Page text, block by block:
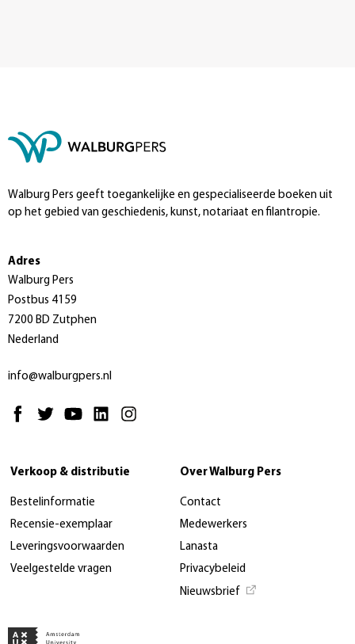
Walburg Pers geeft toegankelijke en gespecialiseerde boeken uit
op het gebied van geschiedenis, kunst, notariaat en filantropie.
Adres
Walburg Pers
Postbus 4159
7200 BD Zutphen
Nederland
info@walburgpers.nl
Verkoop & distributie
Bestelinformatie
Recensie-exemplaar
Leveringsvoorwaarden
Veelgestelde vragen
Over Walburg Pers
Contact
Medewerkers
Lanasta
Privacybeleid
Nieuwsbrief